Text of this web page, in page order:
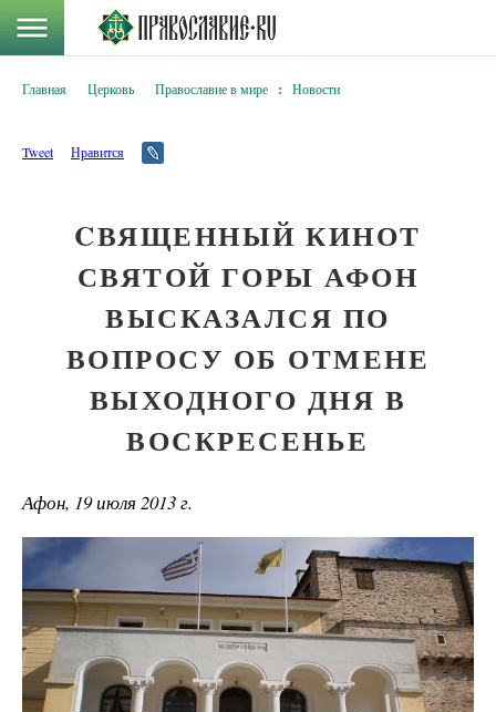
Главная Церковь Православие в мире : Новости
Tweet Нравится
CВЯЩЕННЫЙ КИНОТ
СВЯТОЙ ГОРЫ АФОН
ВЫСКАЗАЛСЯ ПО
ВОПРОСУ ОБ ОТМЕНЕ
ВЫХОДНОГО ДНЯ В
ВОСКРЕСЕНЬЕ
Афон, 19 июля 2013 г.